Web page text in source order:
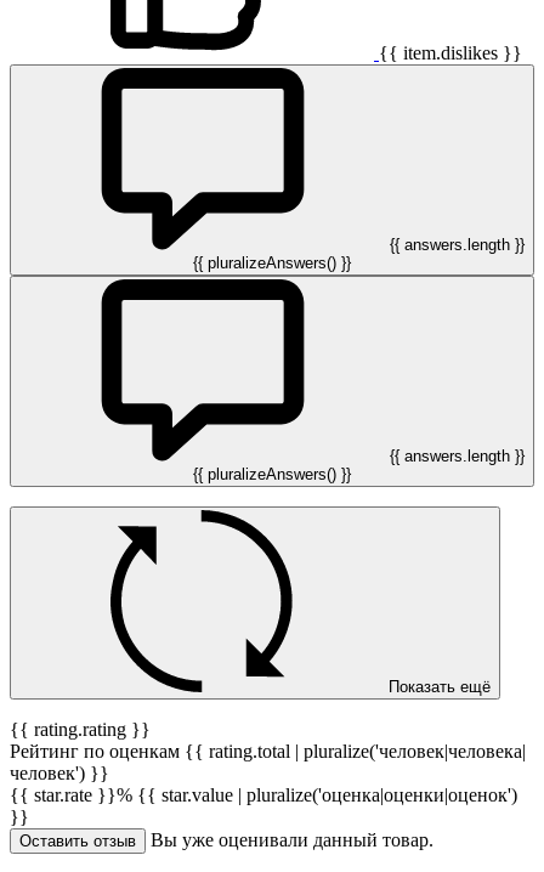
{{ item.dislikes }}
{{ answers.length }}
{{ pluralizeAnswers() }}
{{ answers.length }}
{{ pluralizeAnswers() }}
Показать ещё
{{ rating.rating }}
Рейтинг по оценкам {{ rating.total | pluralize('человек|человека|
человек') }}
{{ star.rate }}% {{ star.value | pluralize('оценка|оценки|оценок')
}}
Оставить отзыв Вы уже оценивали данный товар.